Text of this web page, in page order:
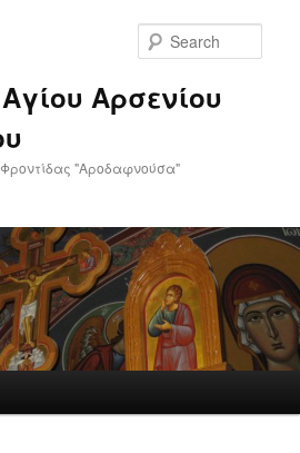
Αρσενίου
Φροντίδας "Αροδαφνούσα"